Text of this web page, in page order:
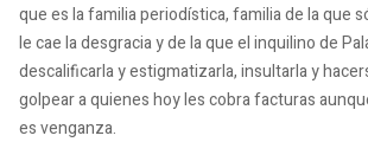
que es la familia periodística, familia de la que
le cae la desgracia y de la que el inquilino de
descalificarla y estigmatizarla, insultarla y
golpear a quienes hoy les cobra facturas
es venganza.